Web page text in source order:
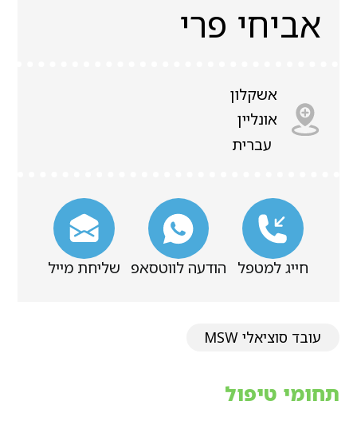
אביחי פרי
אשקלון
אונליין
עברית
חייג למטפל הודעה לווטסאפ שליחת מייל
עובד סוציאלי MSW
תחומי טיפול